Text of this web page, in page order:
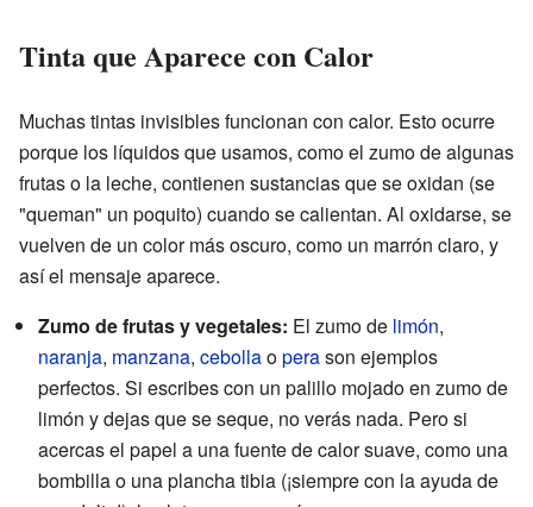
Tinta que Aparece con Calor
Muchas tintas invisibles funcionan con calor. Esto ocurre
porque los líquidos que usamos, como el zumo de algunas
frutas o la leche, contienen sustancias que se oxidan (se
"queman" un poquito) cuando se calientan. Al oxidarse, se
vuelven de un color más oscuro, como un marrón claro, y
así el mensaje aparece.
Zumo de frutas y vegetales: El zumo de limón,
naranja, manzana, cebollaoperason ejemplos
perfectos. Si escribes con un palillo mojado en zumo de
limón y dejas que se seque, no verás nada. Pero si
acercas el papel a una fuente de calor suave, como una
bombilla o una plancha tibia (¡siempre con la ayuda de